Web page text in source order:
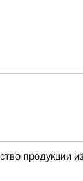
продукции